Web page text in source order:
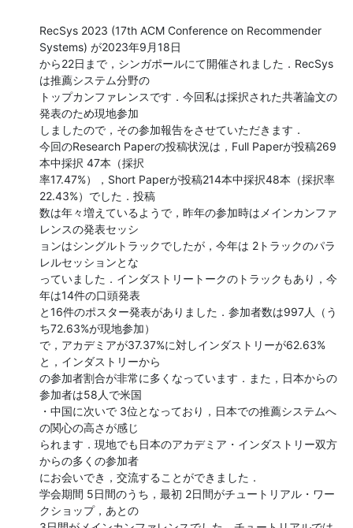
RecSys 2023 (17th ACM Conference on Recommender
Systems) が2023年9月18日
から22日まで，シンガポールにて開催されました．RecSys
は推薦システム分野の
トップカンファレンスです．今回私は採択された共著論文の
発表のため現地参加
しましたので，その参加報告をさせていただきます．
今回のResearch Paperの投稿状況は，Full Paperが投稿269
本中採択 47本（採択
率17.47%），Short Paperが投稿214本中採択48本（採択率
22.43%）でした．投稿
数は年々増えているようで，昨年の参加時はメインカンファ
レンスの発表セッシ
ョンはシングルトラックでしたが，今年は 2トラックのパラ
レルセッションとな
っていました．インダストリートークのトラックもあり，今
年は14件の口頭発表
と16件のポスター発表がありました．参加者数は997人（う
ち72.63%が現地参加）
で，アカデミアが37.37%に対しインダストリーが62.63%
と，インダストリーから
の参加者割合が非常に多くなっています．また，日本からの
参加者は58人で米国
・中国に次いで 3位となっており，日本での推薦システムへ
の関心の高さが感じ
られます．現地でも日本のアカデミア・インダストリー双方
からの多くの参加者
にお会いでき，交流することができました．
学会期間 5日間のうち，最初 2日間がチュートリアル・ワー
クショップ，あとの